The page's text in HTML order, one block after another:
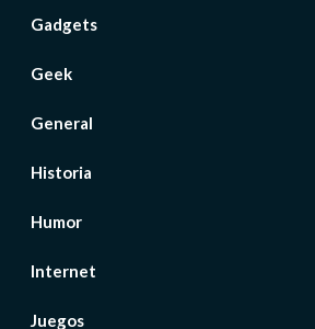
Gadgets
Geek
General
Historia
Humor
Internet
Juegos